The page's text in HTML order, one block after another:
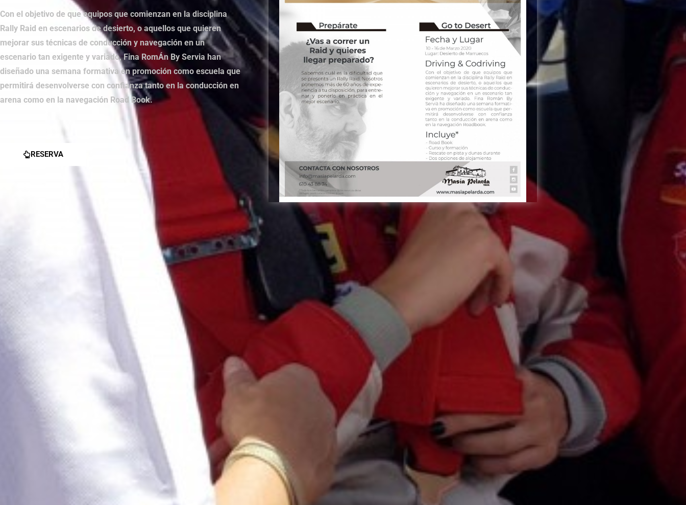
Con el objetivo de que equipos que comienzan en la disciplina
Rally Raid en escenarios de desierto, o aquellos que quieren
mejorar sus técnicas de conducción y navegación en un
escenario tan exigente y variado, Fina RomÁn By Servia han
diseñado una semana formativa en promoción como escuela que
permitirá desenvolverse con confianza tanto en la conducción en
arena como en la navegación Road Book.
RESERVA